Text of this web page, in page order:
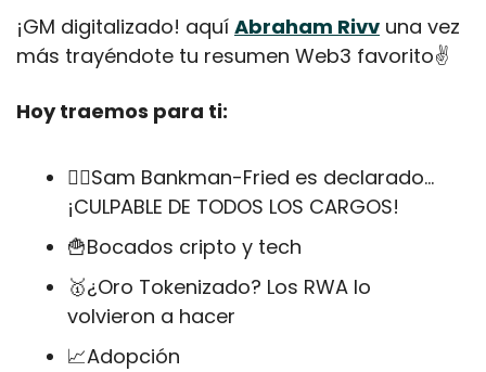
¡GM digitalizado! aquí Abraham Rivv una vez
más trayéndote tu resumen Web3 favorito✌️
Hoy traemos para ti:
👩‍⚖Sam Bankman-Fried es declarado…
¡CULPABLE DE TODOS LOS CARGOS!
🍟Bocados cripto y tech
🥇¿Oro Tokenizado? Los RWA lo
volvieron a hacer
📈Adopción